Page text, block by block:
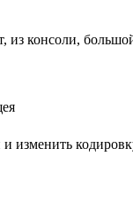
из консоли,
изменить